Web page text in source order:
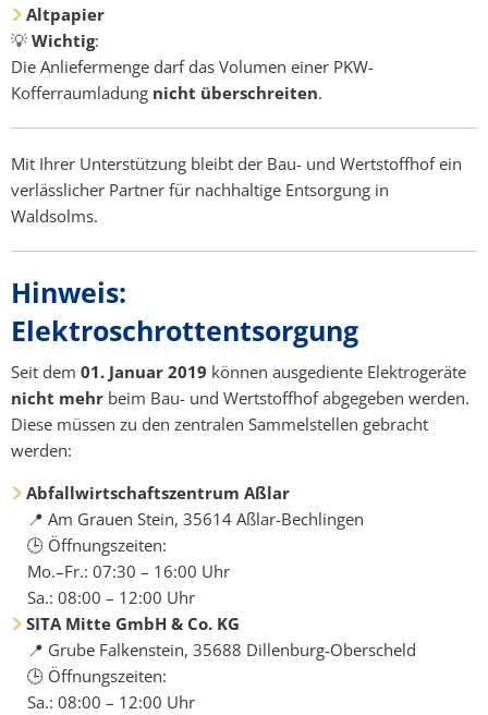
Altpapier
💡 Wichtig:
Die Anliefermenge darf das Volumen einer PKW-
Kofferraumladung nicht überschreiten.
Mit Ihrer Unterstützung bleibt der Bau- und Wertstoffhof ein
verlässlicher Partner für nachhaltige Entsorgung in
Waldsolms.
Hinweis:
Elektroschrottentsorgung
Seit dem 01. Januar 2019 können ausgediente Elektrogeräte
nicht mehr beim Bau- und Wertstoffhof abgegeben werden.
Diese müssen zu den zentralen Sammelstellen gebracht
werden:
Abfallwirtschaftszentrum Aßlar
📍 Am Grauen Stein, 35614 Aßlar-Bechlingen
🕒 Öffnungszeiten:
Mo.–Fr.: 07:30 – 16:00 Uhr
Sa.: 08:00 – 12:00 Uhr
SITA Mitte GmbH & Co. KG
📍 Grube Falkenstein, 35688 Dillenburg-Oberscheld
🕒 Öffnungszeiten:
Sa.: 08:00 – 12:00 Uhr